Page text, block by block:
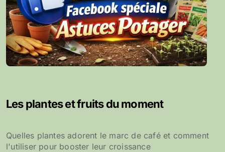
Les plantes et fruits du moment
Quelles plantes adorent le marc de café et comment
l'utiliser pour booster leur croissance